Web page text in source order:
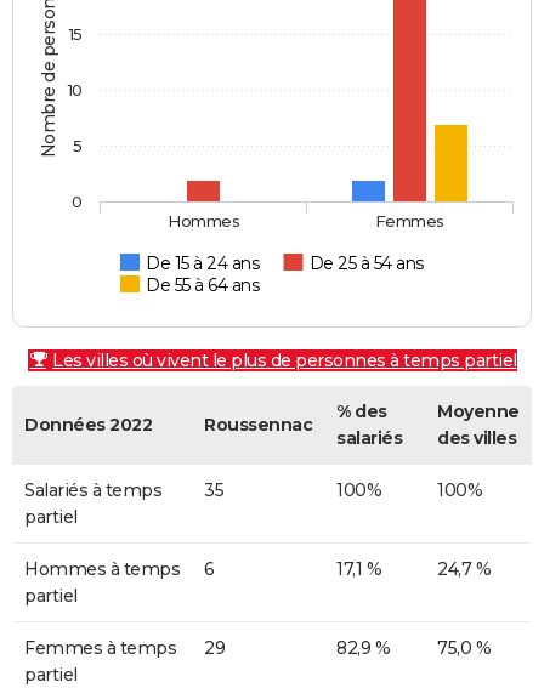
Nombre de personnes
De 15 à 24 ans
De 25 à 54 ans
De 55 à 64 ans
Hommes Femmes
0
5
10
15
Les villes où vivent le plus de personnes à temps partiel
Données 2022 Roussennac
% des
salariés
Moyenne
des villes
Salariés à temps
partiel
35 100% 100%
Hommes à temps
partiel
6 17,1 % 24,7 %
Femmes à temps
partiel
29 82,9 % 75,0 %